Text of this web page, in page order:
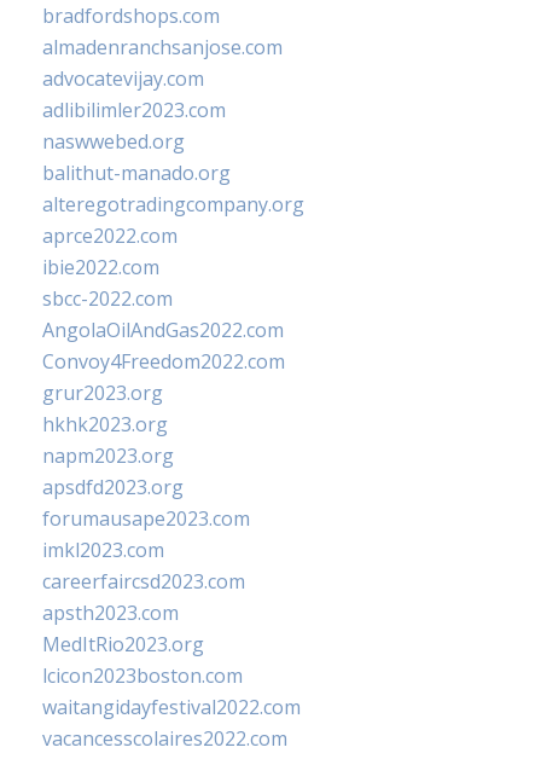
bradfordshops.com
almadenranchsanjose.com
advocatevijay.com
adlibilimler2023.com
naswwebed.org
balithut-manado.org
alteregotradingcompany.org
aprce2022.com
ibie2022.com
sbcc-2022.com
AngolaOilAndGas2022.com
Convoy4Freedom2022.com
grur2023.org
hkhk2023.org
napm2023.org
apsdfd2023.org
forumausape2023.com
imkl2023.com
careerfaircsd2023.com
apsth2023.com
MedItRio2023.org
lcicon2023boston.com
waitangidayfestival2022.com
vacancesscolaires2022.com